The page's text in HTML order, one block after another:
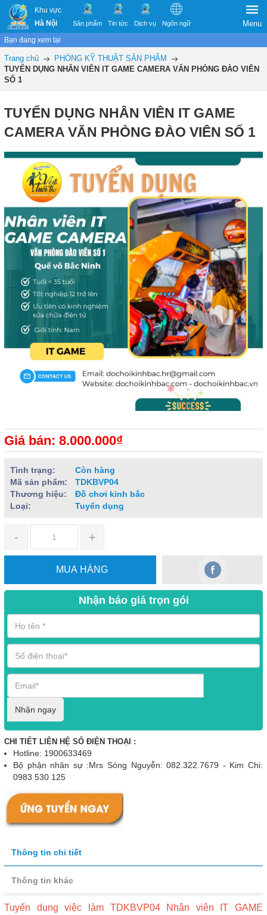
Khu vực
Hà Nội
Sản phẩm Tin tức Dịch vụ Ngôn ngữ Menu
Bạn đang xem tại
Trang chủ
PHÒNG KỸ THUẬT SẢN PHẨM
TUYỂN DỤNG NHÂN VIÊN IT GAME CAMERA VĂN PHÒNG ĐÀO VIÊN
SỐ 1
TUYỂN DỤNG NHÂN VIÊN IT GAME
CAMERA VĂN PHÒNG ĐÀO VIÊN SỐ 1
Giá bán: 8.000.000₫
Tình trạng:
Còn hàng
Mã sản phẩm:
TDKBVP04
Thương hiệu:
Đồ chơi kinh bắc
Loại:
Tuyển dụng
- +
MUA HÀNG
Nhận báo giá trọn gói
Nhận ngay
CHI TIẾT LIÊN HỆ SỐ ĐIỆN THOẠI :
Hotline: 1900633469
Bộ phận nhân sự :Mrs Sóng Nguyễn: 082.322.7679 - Kim Chi:
0983 530 125
Thông tin chi tiết
Thông tin khác
Tuyển dụng việc làm TDKBVP04 Nhân viên IT GAME